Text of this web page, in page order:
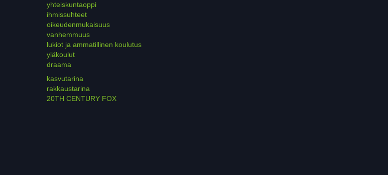
yhteiskuntaoppi
ihmissuhteet
oikeudenmukaisuus
vanhemmuus
lukiot ja ammatillinen koulutus
yläkoulut
draama
kasvutarina
rakkaustarina
20TH CENTURY FOX